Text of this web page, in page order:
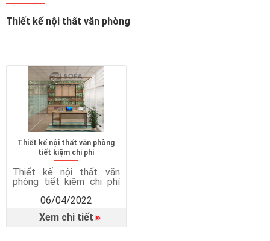
Thiết kế nội thất văn phòng
Thiết kế nội thất văn phòng
tiết kiệm chi phí
Thiết kế nội thất văn
phòng tiết kiệm chi phí
bực dọc vì mỗi ngày đều
làm việc với những bức
tường lạnh lẽo và không
được trang trí bởi bất cứ
06/04/2022
Xem chi tiết